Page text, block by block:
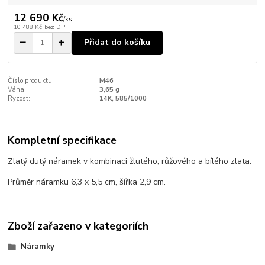
12 690 Kč/ks
10 488 Kč bez DPH
Přidat do košíku
Číslo produktu:
M46
Váha:
3,65 g
Ryzost:
14K, 585/1000
Kompletní specifikace
Zlatý dutý náramek v kombinaci žlutého, růžového a bílého zlata.
Průměr náramku 6,3 x 5,5 cm, šířka 2,9 cm.
Zboží zařazeno v kategoriích
Náramky